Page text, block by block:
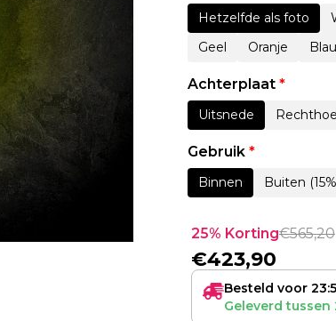
Hetzelfde als foto
Geel
Oranje
Achterplaat *
Uitsnede
Gebruik *
Binnen Buiten
25% Korting€565,20
€423,90
Besteld voor
Geleverd tussen